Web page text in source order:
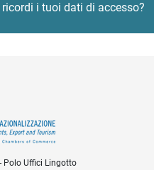
ricordi i tuoi dati di accesso?
Polo Uffici Lingotto